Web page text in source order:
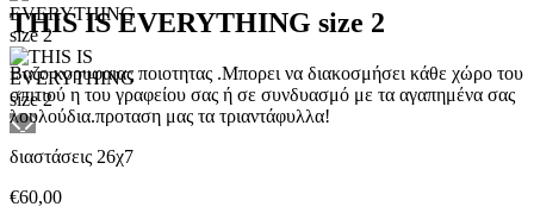
THIS IS EVERYTHING size 2
Bαζο κορυφαιας ποιοτητας .Μπορει να διακοσμήσει κάθε χώρο του
σπιτιού η του γραφείου σας ή σε συνδυασμό με τα αγαπημένα σας
λουλούδια.προταση μας τα τριαντάφυλλα!
διαστάσεις 26χ7
€60,00